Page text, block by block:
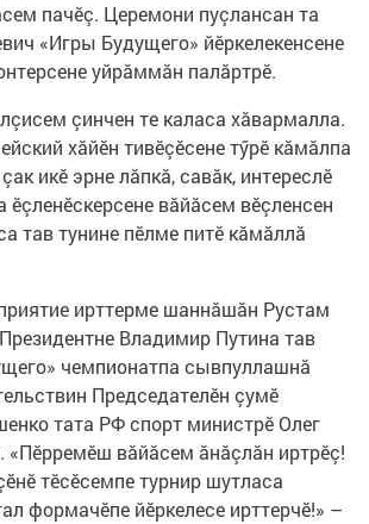
пачӗç. Церемони пуçлансан та
«Игры Будущего» йӗркелекенсене
уйрăммăн палăртрӗ.
çинчен те каласа хăвармалла.
хăйӗн тивӗçӗсене тӳрӗ кăмăлпа
икӗ эрне лăпкă, савăк, интереслӗ
ӗçленӗскерсене вăйăсем вӗçленсен
тав тунине пӗлме питӗ кăмăллă
ирттерме шаннăшăн Рустам
Владимир Путина тав
чемпионатпа сывпуллашнă
Председателӗн çумӗ
тата РФ спорт министрӗ Олег
вăйăсем ăнăçлăн иртрӗç!
тӗсӗсемпе турнир шутласа
формачӗпе йӗркелесе ирттерчӗ!» –